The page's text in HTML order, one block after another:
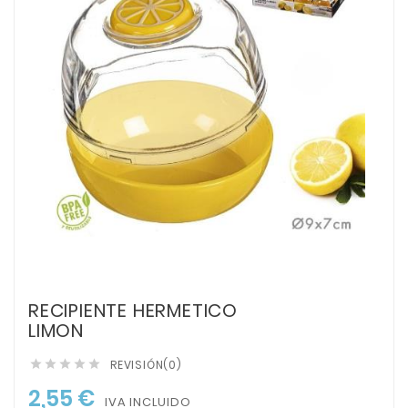
RECIPIENTE HERMETICO
LIMON
     REVISIÓN(0)
2,55 € IVA INCLUIDO